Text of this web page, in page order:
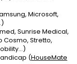
Microsoft,
Sunrise Medical,
Cosmo, Stretto,
(HouseMate